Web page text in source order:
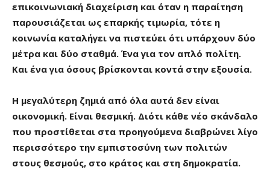
επικοινωνιακή διαχείριση και όταν η παραίτηση
παρουσιάζεται ως επαρκής τιμωρία, τότε η
κοινωνία καταλήγει να πιστεύει ότι υπάρχουν δύο
μέτρα και δύο σταθμά. Ένα για τον απλό πολίτη.
Και ένα για όσους βρίσκονται κοντά στην εξουσία.
Η μεγαλύτερη ζημιά από όλα αυτά δεν είναι
οικονομική. Είναι θεσμική. Διότι κάθε νέο σκάνδαλο
που προστίθεται στα προηγούμενα διαβρώνει λίγο
περισσότερο την εμπιστοσύνη των πολιτών
στους θεσμούς, στο κράτος και στη δημοκρατία.